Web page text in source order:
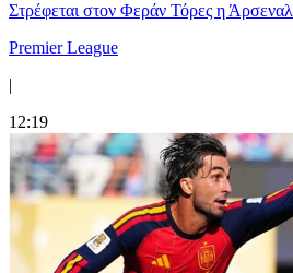
Στρέφεται στον Φεράν Τόρες η Άρσεναλ
Premier League
|
12:19